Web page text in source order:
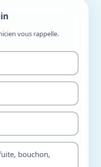
vous rappelle.